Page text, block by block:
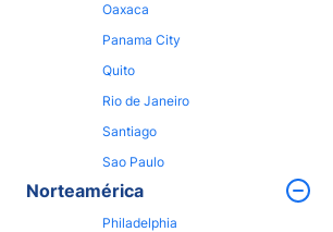
Oaxaca
Panama City
Quito
Rio de Janeiro
Santiago
Sao Paulo
Norteamérica
Philadelphia